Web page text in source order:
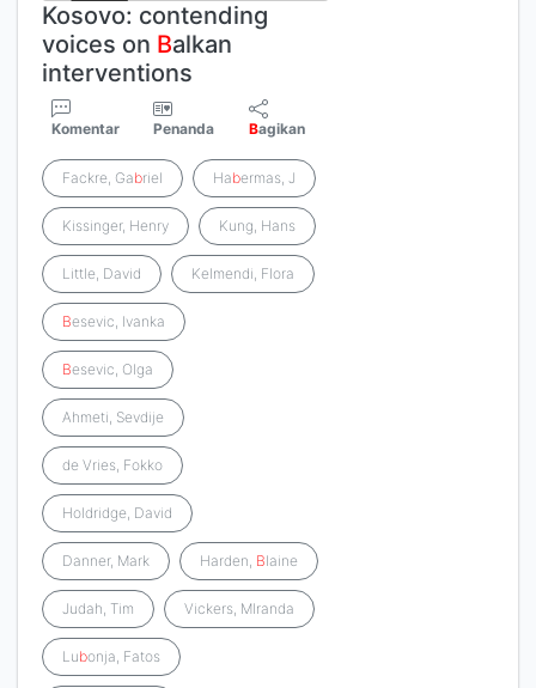
Kosovo: contending
voices on Balkan
interventions
Komentar Penanda Bagikan
Fackre, Gabriel Habermas, J
Kissinger, Henry Kung, Hans
Little, David Kelmendi, Flora
Besevic, Ivanka
Besevic, Olga
Ahmeti, Sevdije
de Vries, Fokko
Holdridge, David
Danner, Mark Harden, Blaine
Judah, Tim Vickers, MIranda
Lubonja, Fatos